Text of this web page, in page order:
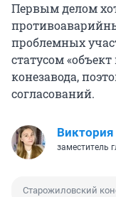
Первым делом
проблемных
статусом
конезавода,
согласований.
заместитель
Старожиловский